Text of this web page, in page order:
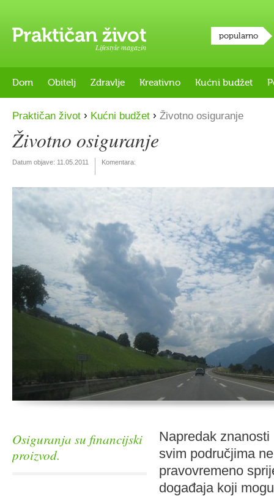
Lifestyle magazin
popularno
Dom Obitelj Zdravlje Kreativno Kućni budžet
Praktičan život › Kućni budžet › Životno osiguranje
Životno osiguranje
Datum objave: 11.05.2011 Komentara:
Osiguranja su financijski
proizvod.
Napredak
svim područjima
pravovremeno
događaja koji